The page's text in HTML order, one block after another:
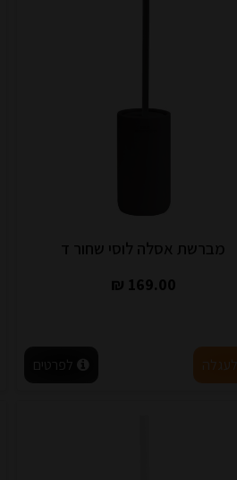
מברשת אסלה לוסי שחור ד
169.00 ₪
לעגלה לפרטים